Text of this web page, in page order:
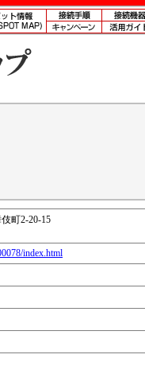
町2-20-15
index.html